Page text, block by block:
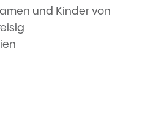
und Kinder von